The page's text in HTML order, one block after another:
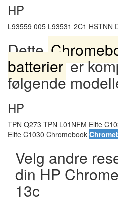
HP
L93559 005 L93531 2C1 HSTNN
Dette
batterierer
følgende
HP
TPN Q273 TPN L01NFM Elite
Elite C1030 Chromebook
Velg andre
din HP
13c